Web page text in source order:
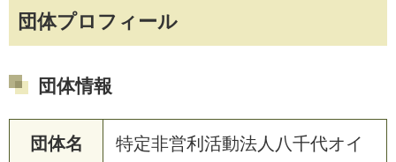
団体プロフィール
団体情報
団体名
特定非営利活動法人八千代オイ